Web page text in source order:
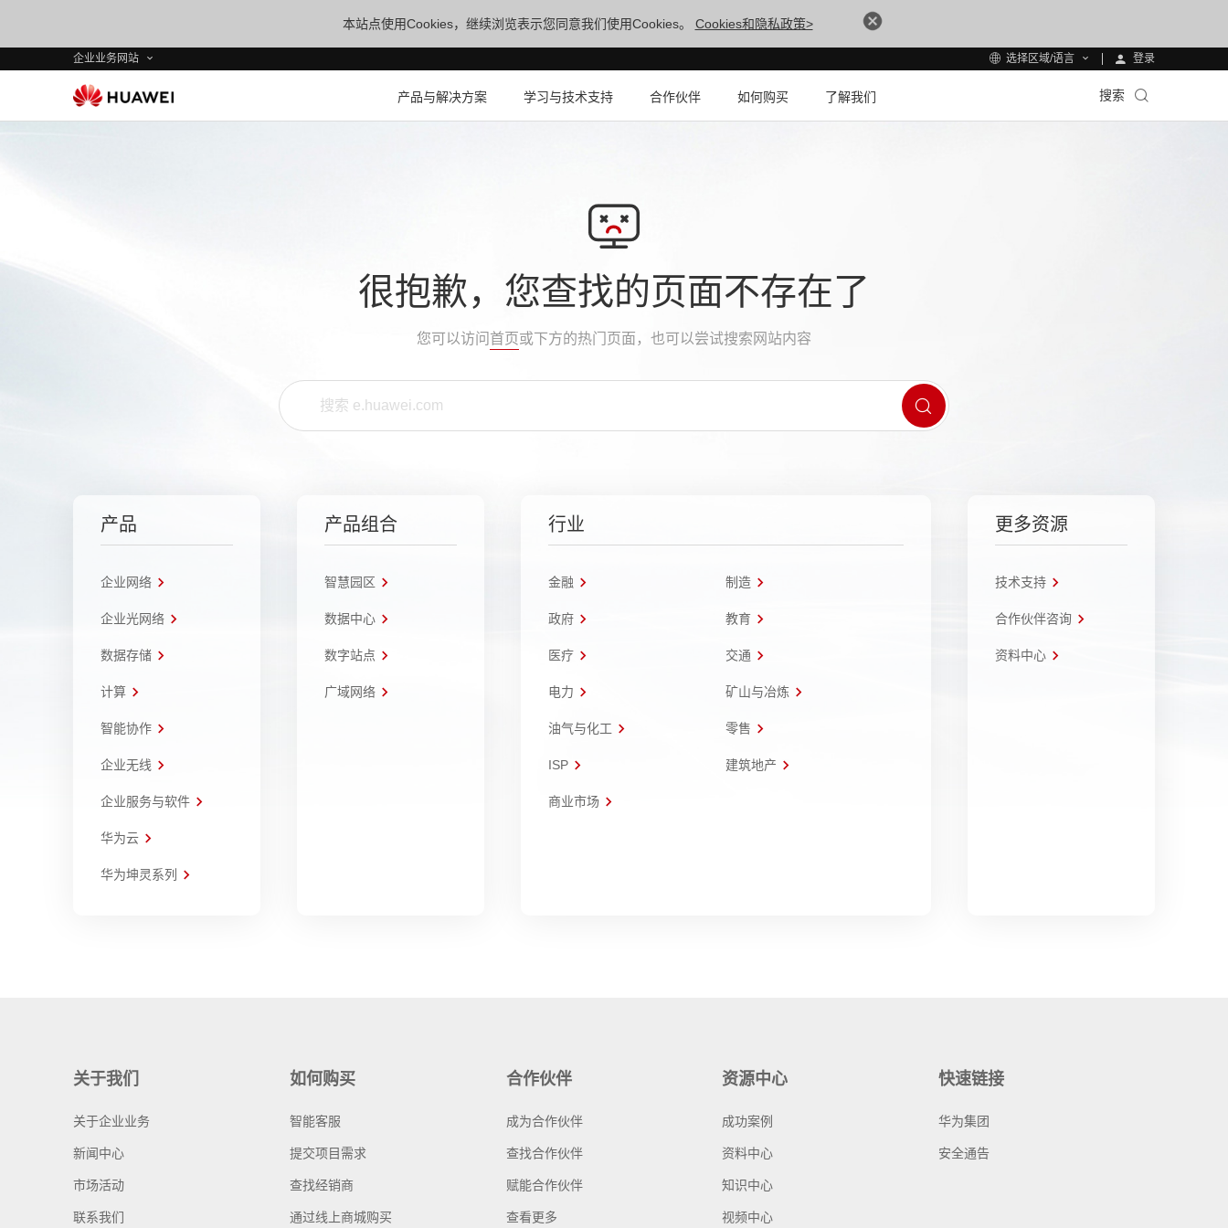
本站点使用Cookies，继续浏览表示您同意我们使用Cookies。 Cookies和隐私政策>
企业业务网站 选择区域/语言 登录
产品与解决方案 学习与技术支持 合作伙伴 如何购买 了解我们 搜索
很抱歉，您查找的页面不存在了
您可以访问 首页或下方的热门页面，也可以尝试搜索网站内容
产品
企业网络
企业光网络
数据存储
计算
智能协作
企业无线
企业服务与软件
华为云
华为坤灵系列
产品组合
智慧园区
数据中心
数字站点
广域网络
行业
金融 制造
政府 教育
医疗 交通
电力 矿山与冶炼
油气与化工 零售
ISP 建筑地产
商业市场
更多资源
技术支持
合作伙伴咨询
资料中心
关于我们
关于企业业务
新闻中心
市场活动
联系我们
如何购买
智能客服
提交项目需求
查找经销商
通过线上商城购买
合作伙伴
成为合作伙伴
查找合作伙伴
赋能合作伙伴
查看更多
资源中心
成功案例
资料中心
知识中心
视频中心
快速链接
华为集团
安全通告